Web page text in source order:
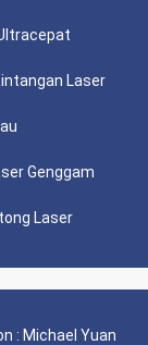
Laser
Genggam
Laser
: Michael Yuan